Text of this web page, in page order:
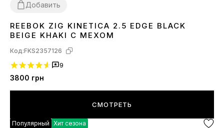
Добавить
43 44
REEBOK ZIG KINETICA 2.5 EDGE BLACK
BEIGE KHAKI С МЕХОМ
Код:FKS2357126
9
3800 грн
СМОТРЕТЬ
Популярный Хит сезона